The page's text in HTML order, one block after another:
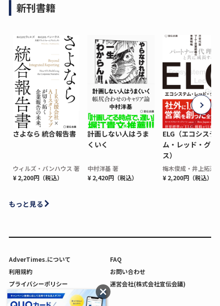
新刊書籍
さよなら 統合報告書
ウィルズ・パンハウス 著
¥ 2,200円（税込）
計画しない人はうま
くいく
中村洋基 著
¥ 2,420円（税込）
ELG（エコシステ
ム・レッド・グロ
ス）
梅木俊成・井上拓海
¥ 2,200円（税込）
もっと見る
AdverTimes.について
FAQ
利用規約
お問い合わせ
プライバシーポリシー
運営会社(株式会社宣伝会議)
利用者情報の外部送信について